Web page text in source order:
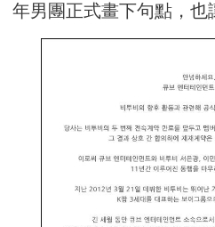
年男團正式畫下句點，也